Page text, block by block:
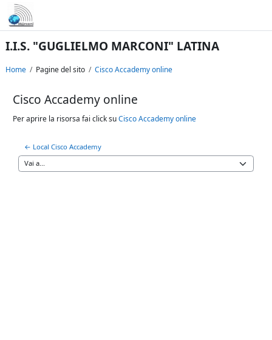
Vai al contenuto principale
I.I.S. "GUGLIELMO MARCONI" LATINA
Home Pagine del sito Cisco Accademy online
Cisco Accademy online
Aggregazione dei criteri
Per aprire la risorsa fai click suCisco Accademy online
← Local Cisco Accademy
Vai a...